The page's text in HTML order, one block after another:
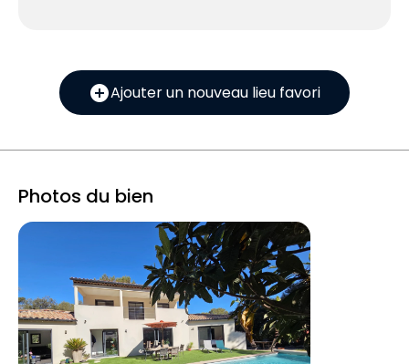
add_circleAjouter un nouveau lieu favori
Photos du bien